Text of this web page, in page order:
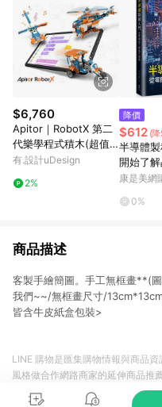
$6,760
Apitor｜RobotX 第二
代樂學程式積木(超值
雙入組)
有.設計uDesign
2%
降價
$612 (
半導體
開始了
康是美網
0%
商品描述
客製手繪簡圖。手工無框畫**(
我們~~/無框畫尺寸/
皆含牛皮紙盒包裝>
LINE 購物是匯集購物情報與商品
風格做合作網路商家的延伸商品推
商品至各合作網路商家，確認現